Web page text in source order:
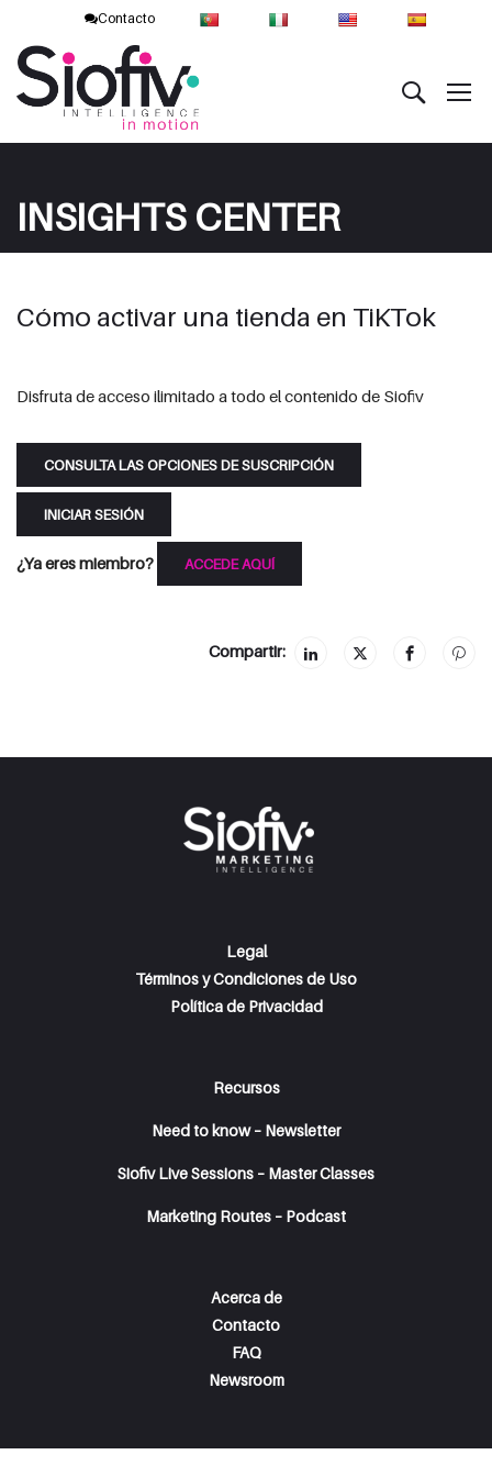
Contacto
INSIGHTS CENTER
Cómo activar una tienda en TiKTok
Disfruta de acceso ilimitado a todo el contenido de Siofiv
CONSULTA LAS OPCIONES DE SUSCRIPCIÓN
INICIAR SESIÓN
¿Ya eres miembro? ACCEDE AQUÍ
Compartir:
Legal
Términos y Condiciones de Uso
Política de Privacidad
Recursos
Need to know – Newsletter
Siofiv Live Sessions – Master Classes
Marketing Routes – Podcast
Acerca de
Contacto
FAQ
Newsroom